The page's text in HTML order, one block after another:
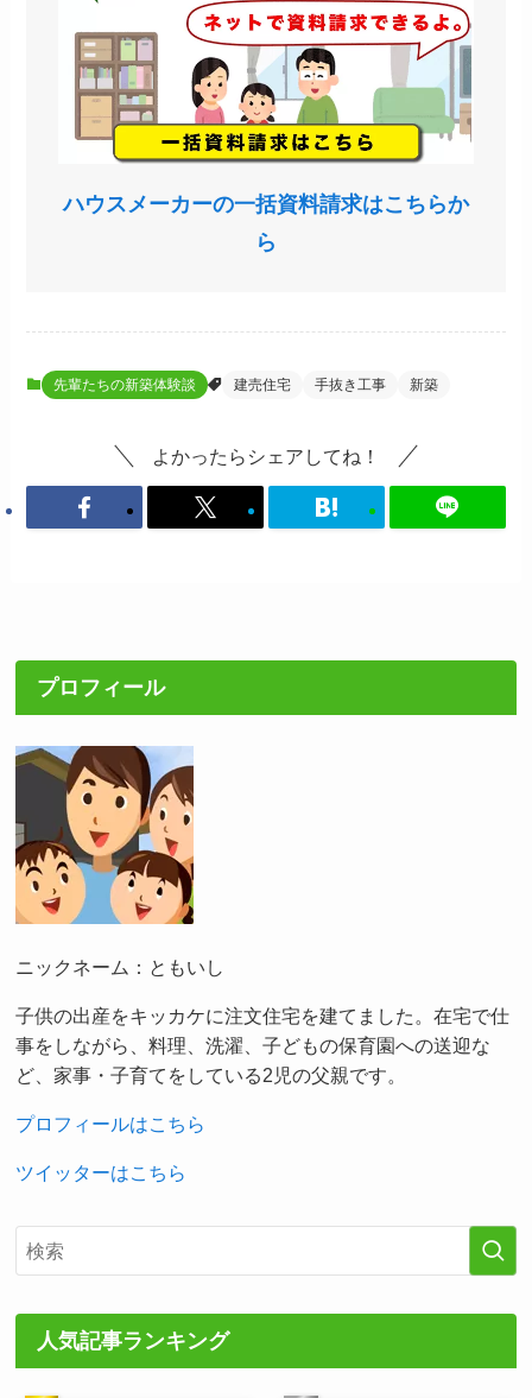
ハウスメーカーの一括資料請求はこちらか
ら
先輩たちの新築体験談 建売住宅 手抜き工事 新築
よかったらシェアしてね！
プロフィール
ニックネーム：ともいし
子供の出産をキッカケに注文住宅を建てました。在宅で仕
事をしながら、料理、洗濯、子どもの保育園への送迎な
ど、家事・子育てをしている2児の父親です。
プロフィールはこちら
ツイッターはこちら
人気記事ランキング